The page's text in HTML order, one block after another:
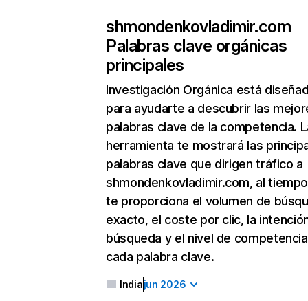
shmondenkovladimir.com
Palabras clave orgánicas
principales
Investigación Orgánica está
para ayudarte a descubrir las
palabras clave de la competencia.
herramienta te mostrará las
palabras clave que dirigen tráfico a
shmondenkovladimir.com, al
te proporciona el volumen de
exacto, el coste por clic, la
búsqueda y el nivel de
cada palabra clave.
Indiajun 2026